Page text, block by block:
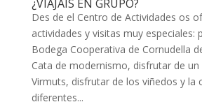
¿VIAJÁIS EN GRUPO?
Des de el Centro de Actividades os
actividades y visitas muy especiales:
Bodega Cooperativa de Cornudella
Cata de modernismo, disfrutar de
Virmuts, disfrutar de los viñedos y la
diferentes...